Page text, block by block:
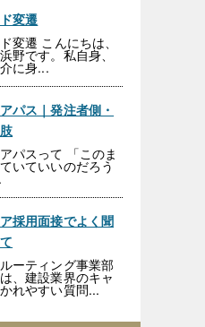
変遷
変遷 こんにちは、
野です。私自身、
に身...
パス｜発注者側・
パスって 「このま
いていいのだろう
採用面接でよく聞
ーティング事業部
、建設業界のキャ
れやすい質問...